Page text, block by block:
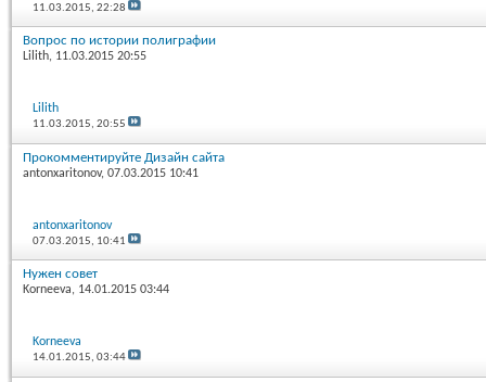
11.03.2015,22:28
Вопрос по истории полиграфии
Lilith, 11.03.2015 20:55
Lilith
11.03.2015,20:55
Прокомментируйте Дизайн сайта
antonxaritonov, 07.03.2015 10:41
antonxaritonov
07.03.2015, 10:41
Нужен совет
Korneeva, 14.01.2015 03:44
Korneeva
14.01.2015,03:44